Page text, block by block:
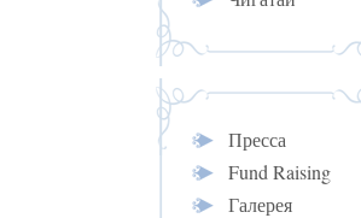
Пресса
Fund Raising
Галерея